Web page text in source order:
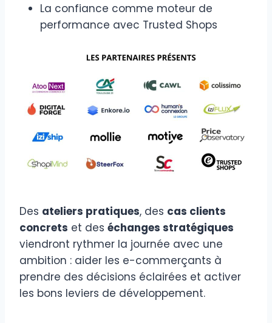
La confiance comme moteur de
performance avec Trusted Shops
Des ateliers pratiques, des cas clients
concrets et des échanges stratégiques
viendront rythmer la journée avec une
ambition : aider les e-commerçants à
prendre des décisions éclairées et activer
les bons leviers de développement.